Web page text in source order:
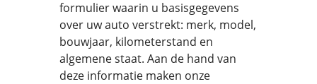
formulier waarin u basisgegevens
over uw auto verstrekt: merk, model,
bouwjaar, kilometerstand en
algemene staat. Aan de hand van
deze informatie maken onze